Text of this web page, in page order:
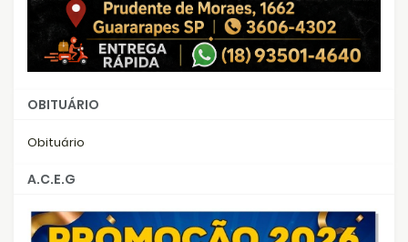
OBITUÁRIO
Obituário
A.C.E.G